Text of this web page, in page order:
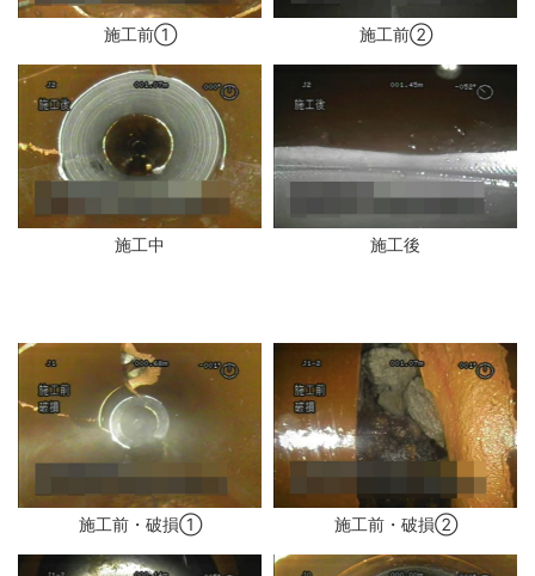
施工前① 施工前②
施工中 施工後
施工前・破損① 施工前・破損②